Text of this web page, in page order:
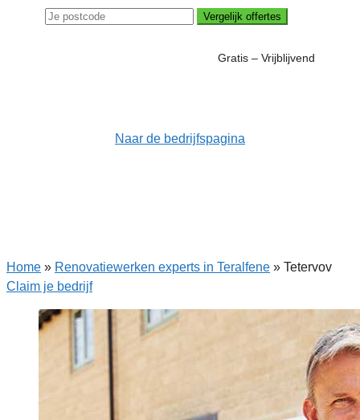
Vergelijk offertes
Gratis – Vrijblijvend
Naar de bedrijfspagina
Home » Renovatiewerken experts in Teralfene » Tetervov
Claim je bedrijf